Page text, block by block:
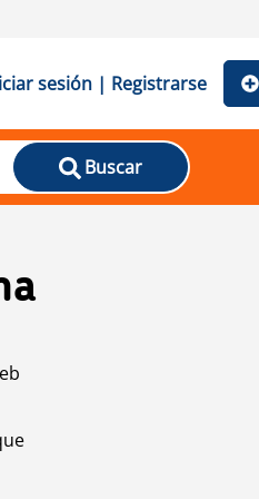
sesión | Registrarse
Buscar